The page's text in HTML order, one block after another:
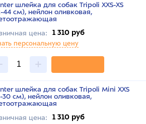
шлейка для собак Tripoli XXS-XS
44 см), нейлон оливковая,
цена:
1 310 руб
персональную цену
шлейка для собак Tripoli Mini XXS
30 см), нейлон оливковая,
цена:
1 310 руб